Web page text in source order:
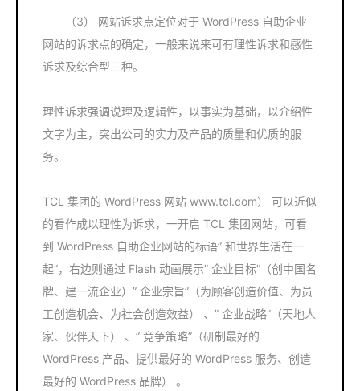
（3） 网站诉求点定位对于 WordPress 自助企业
网站的诉求点的确定，一般来说来可有理性诉求和感性
诉求及综合型三种。
理性诉求强调说理及逻辑性，以事实为基础，以介绍性
文字为主，突出公司的实力及产品的质量和优质的服
务。
TCL 集团的 WordPress 网站 www.tcl.com） 可以近似
的看作成以理性为诉求，一开启 TCL 集团网站，可看
到 WordPress 自助企业网站的标语” 和世界生活在一
起”，右边则通过 Flash 动画展示” 企业目标”（创中国名
牌、建一流企业）” 企业宗旨”（为顾客创造价值、为员
工创造机会、为社会创造效益） 、” 企业战略”（天地人
家、伙伴天下） 、” 竞争策略”（研制最好的
WordPress 产品、提供最好的 WordPress 服务、创造
最好的 WordPress 品牌） 。